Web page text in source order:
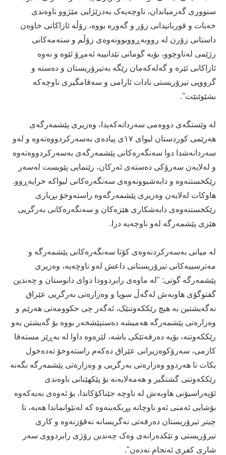
سنووری گەرمیاندان، ناوچەیەک بەدرێژایی مێژوو ناوەندی
خەبات و قوربانیدانی زۆر و گەورە بووە، رۆڵە ئازاکانی خاوەن
داستانی زۆرن لە رووبەڕووبوونەوەی زۆڵم و ستەمەکانی
رژێمی لەناوچوو، بۆیە گومانی تێدانییە ئەمڕۆ ئێوە و نەوە
ئازاکانی ئێرە و گەلەکەمان رێگە بەتیرۆریستان و دەستە و
گرووپی تیرۆریستی نادات ئارامی و سەقامگیری ناوچەکە
بشێوێنێت".
لە وێستگەی دووەمی سەردانەکەیدا، وەزیری پێشمەرگەی
ھەرێمی کوردستان لیوای ۱۷ی پیادەی بەسەرکردووه‌تەوە و لەو
سەردانەشدا دوا سەنگەرەکانی پێشمەرگەی به‌سه‌ركردووه‌ته‌وه‌
و لەلایەن سەرۆکی دەستەی ئەرکان، رێنمایی پێویست لەسەر
رێکخستنەوە و دابەشبوونەوەی سەنگەرەکانی لیواکە خرایەڕوو.
ھاوکات لەلایەن وەزیری پێشمەرگەوە راستەوخۆ بڕیاری
رێکخستنەوەی دابەشکاری ھێزەکان و سەنگەرەکانی بەرگریی
ھێزی پێشمەرگە لەو ناوچەیە درا.
لە میانی بەسەرکردنەوەی کۆتا سەنگەرەکانی پێشمەرگە و
مەترسییەکانی تیرۆریستانی داعش لەو ناوچەیە، وەزیری
پێشمەرگە گوتی: "لە ماوەی رابردوودا دوای دانوستان و چەندین
گفتوگۆی ھاوبەش لەگەڵ سوپا و وەزارەتی بەرگریی عێراق
نەگەیشتین بە ھیچ رێککەوتنێک، ئەگەر چی حکوومەتی ھەرێم و
وەزارەتی پێشمەرگە ھەمیشە دەستپێشخەر بووە بۆ گەیشتن بەو
رێککەوتنە، بۆیە دەرفەتێکی باشە، لێرەوە داوا لە بەڕێز مستەفا
کازمی، سەرۆکوەزیرانی عێراق دەکەم راستەوخۆ تەده‌خول
بکات تا ھەردوو وەزارەتی بەرگریی و وەزارەتی پێشمەرگە بگەنە
رێککەوتنی گشتگیر و ھەمەلایەنە بۆ پێکھێنانی ناوەندی
ئۆپەراسیۆنی ھاوبەش لە ناوچە جێناکۆکاندا، بۆ ئەوەی بەیەکەوە
بۆشایی ئەمنی ئەو ناوچانە پڕبکەینەوە کە لەنێوانماندا ھەیە، تا
چیتر تیرۆریستان دەرفەتی نەگریسانە نەقۆزنەوە و کاری
تیرۆریستی و تێکدەرانەی وەک چەندین رۆژی رابردووی سەر
شاری کفری ئەنجام نەدەن".